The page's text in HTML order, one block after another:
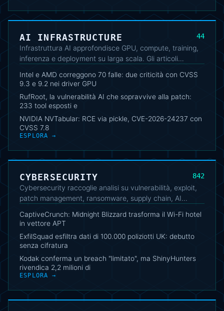
AI INFRASTRUCTURE 44
Infrastruttura AI approfondisce GPU, compute, training,
inferenza e deployment su larga scala. Gli articoli
architetturali e le implicazioni di sicurezza dei carichi AI.
Intel e AMD correggono 70 falle: due criticità con CVSS
9.3 e 9.2 nei driver GPU
RufRoot, la vulnerabilità AI che sopravvive alla patch:
233 tool esposti e
NVIDIA NVTabular: RCE via pickle, CVE-2026-24237 con
CVSS 7.8
ESPLORA →
CYBERSECURITY 842
Cybersecurity raccoglie analisi su vulnerabilità, exploit,
patch management, ransomware, supply chain, AI
professionisti IT, sviluppatori e security analyst a seguire
tecnici.
CaptiveCrunch: Midnight Blizzard trasforma il Wi-Fi hotel
in vettore APT
ExfilSquad esfiltra dati di 100.000 poliziotti UK: debutto
senza cifratura
Kodak conferma un breach "limitato", ma ShinyHunters
rivendica 2,2 milioni di
ESPLORA →